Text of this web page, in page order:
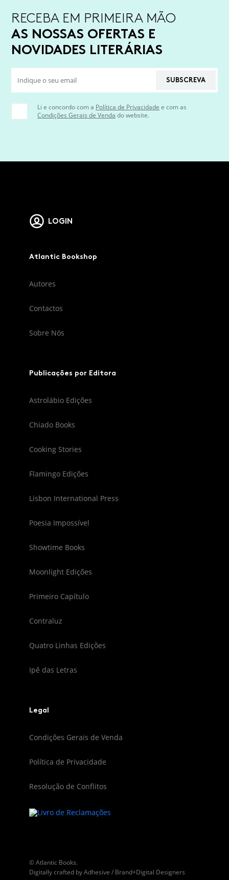
RECEBA EM PRIMEIRA MÃO
AS NOSSAS OFERTAS E
NOVIDADES LITERÁRIAS
SUBSCREVA
Li e concordo com a Política de Privacidade e com as
Condições Gerais de Venda do website.
LOGIN
Atlantic Bookshop
Autores
Contactos
Sobre Nós
Publicações por Editora
Astrolábio Edições
Chiado Books
Cooking Stories
Flamingo Edições
Lisbon International Press
Poesia Impossível
Showtime Books
Moonlight Edições
Primeiro Capítulo
Contraluz
Quatro Linhas Edições
Ipê das Letras
Legal
Condições Gerais de Venda
Política de Privacidade
Resolução de Conflitos
© Atlantic Books.
Digitally crafted byAdhesive / Brand+Digital Designers